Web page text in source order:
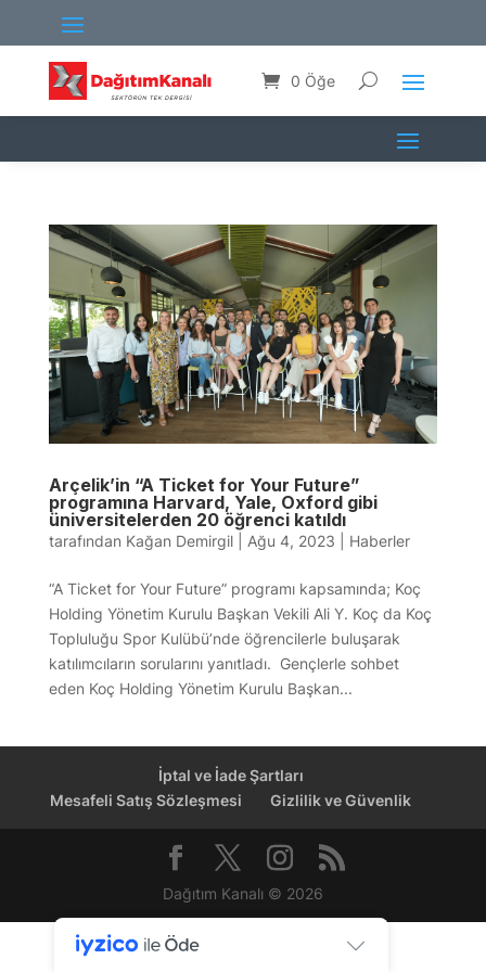
0 Öğe
Arçelik’in “A Ticket for Your Future”
programına Harvard, Yale, Oxford gibi
üniversitelerden 20 öğrenci katıldı
tarafından Kağan Demirgil| Ağu 4, 2023 Haberler
“A Ticket for Your Future” programı kapsamında; Koç
Holding Yönetim Kurulu Başkan Vekili Ali Y. Koç da Koç̧
Topluluğu Spor Kulübü’nde öğrencilerle buluşarak
katılımcıların sorularını yanıtladı. Gençlerle sohbet
eden Koç Holding Yönetim Kurulu Başkan...
İptal ve İade Şartları
Mesafeli Satış Sözleşmesi
Gizlilik ve Güvenlik
Dağıtım Kanalı © 2026